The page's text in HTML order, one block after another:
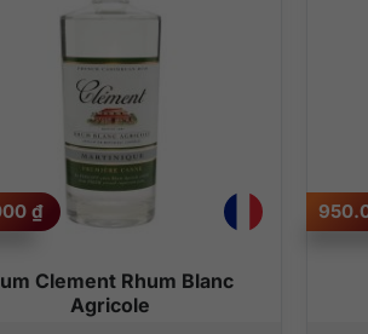
Clement Rhum Blanc
Agricole
₫